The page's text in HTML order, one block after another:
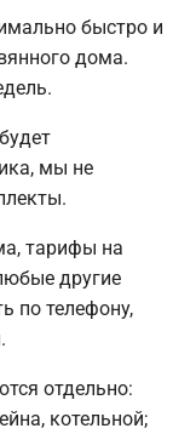
быстро и
дома.
мы не
тарифы на
другие
по телефону,
отдельно:
котельной;